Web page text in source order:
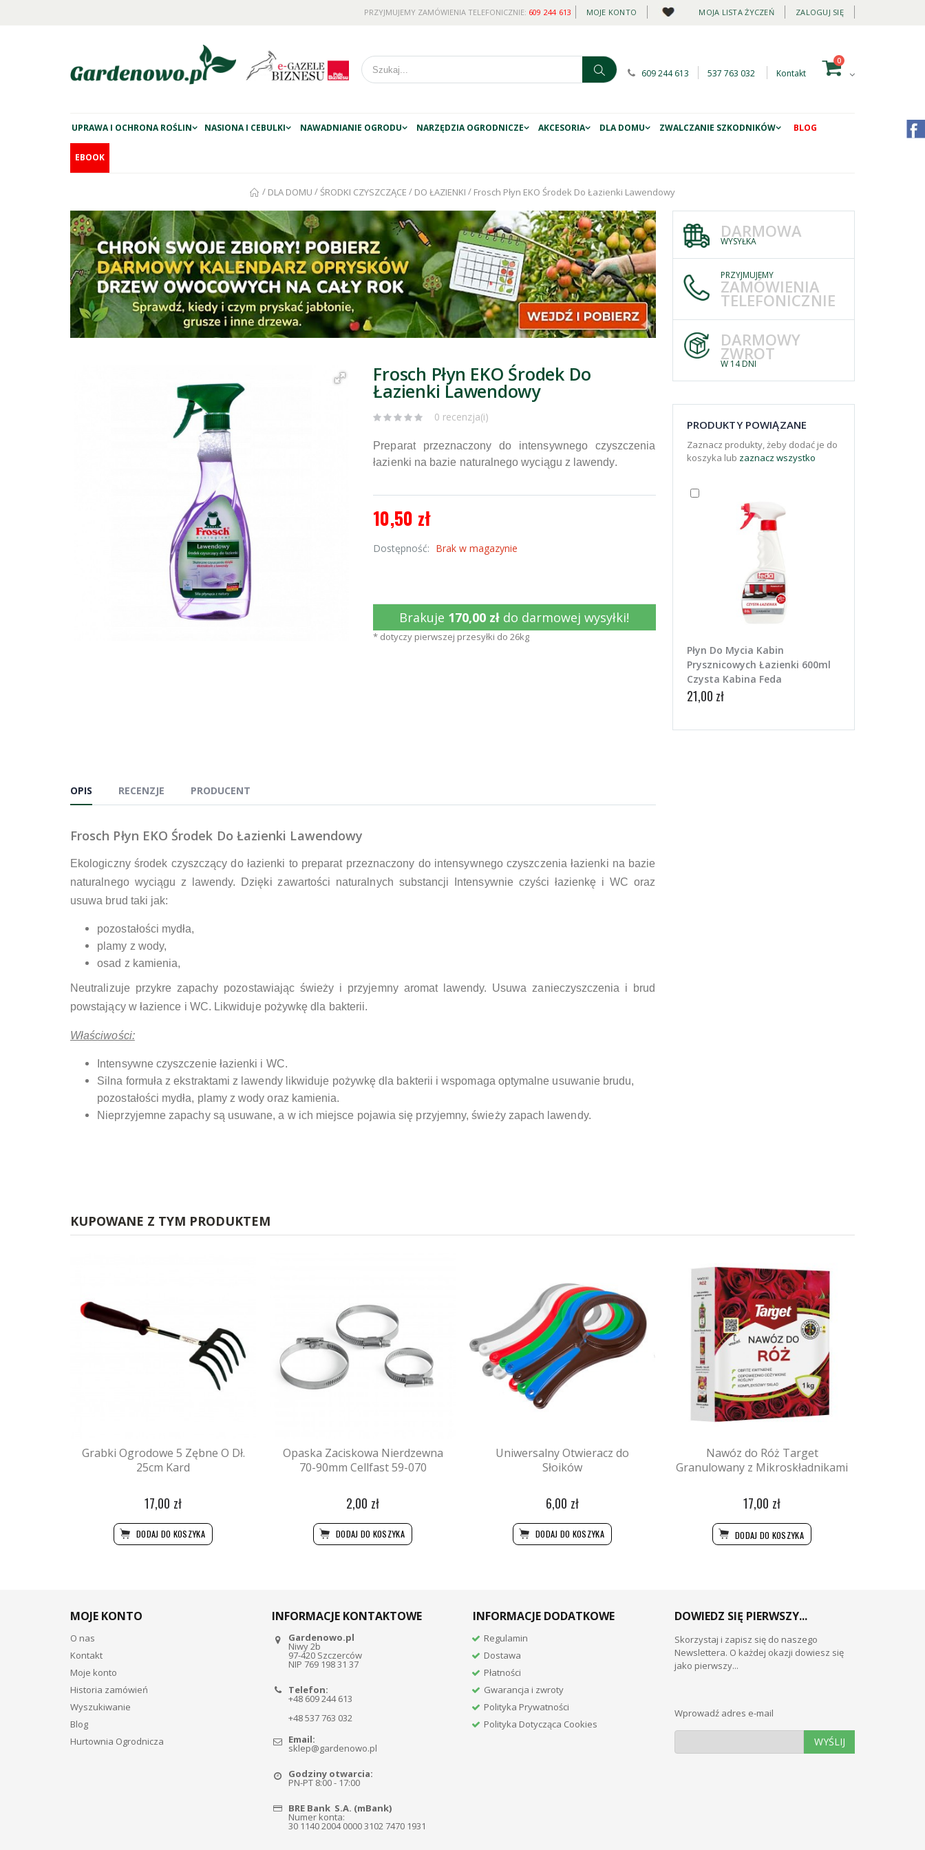
MOJE KONTO MOJA LISTA ŻYCZEŃ ZALOGUJ SIĘ
PRZYJMUJEMY ZAMÓWIENIA TELEFONICZNIE: 609 244 613
609 244 613 537 763 032 Kontakt
0
UPRAWA I OCHRONA ROŚLIN NASIONA I CEBULKI NAWADNIANIE OGRODU NARZĘDZIA OGRODNICZE AKCESORIA DLA DOMU ZWALCZANIE SZKODNIKÓW BLOG
EBOOK
/ DLA DOMU / ŚRODKI CZYSZCZĄCE / DO ŁAZIENKI / Frosch Płyn EKO Środek Do Łazienki Lawendowy
Frosch Płyn EKO Środek Do
Łazienki Lawendowy
0 recenzja(i)
Preparat przeznaczony do intensywnego czyszczenia
łazienki na bazie naturalnego wyciągu z lawendy.
10,50 zł
Dostępność: Brak w magazynie
Brakuje 170,00 zł do darmowej wysyłki!
* dotyczy pierwszej przesyłki do 26kg
OPIS RECENZJE PRODUCENT
Frosch Płyn EKO Środek Do Łazienki Lawendowy
Ekologiczny środek czyszczący do łazienki to preparat przeznaczony do intensywnego czyszczenia łazienki na bazie
naturalnego wyciągu z lawendy. Dzięki zawartości naturalnych substancji Intensywnie czyści łazienkę i WC oraz
usuwa brud taki jak:
pozostałości mydła,
plamy z wody,
osad z kamienia,
Neutralizuje przykre zapachy pozostawiając świeży i przyjemny aromat lawendy. Usuwa zanieczyszczenia i brud
powstający w łazience i WC. Likwiduje pożywkę dla bakterii.
Właściwości:
Intensywne czyszczenie łazienki i WC.
Silna formuła z ekstraktami z lawendy likwiduje pożywkę dla bakterii i wspomaga optymalne usuwanie brudu,
pozostałości mydła, plamy z wody oraz kamienia.
Nieprzyjemne zapachy są usuwane, a w ich miejsce pojawia się przyjemny, świeży zapach lawendy.
DARMOWA
WYSYŁKA
PRZYJMUJEMY
ZAMÓWIENIA
TELEFONICZNIE
DARMOWY
ZWROT
W 14 DNI
PRODUKTY POWIĄZANE
Zaznacz produkty, żeby dodać je do
koszyka lub zaznacz wszystko
Płyn Do Mycia Kabin
Prysznicowych Łazienki 600ml
Czysta Kabina Feda
21,00 zł
KUPOWANE Z TYM PRODUKTEM
Grabki Ogrodowe 5 Zębne O Dł.
25cm Kard
17,00 zł
DODAJ DO KOSZYKA
Opaska Zaciskowa Nierdzewna
70-90mm Cellfast 59-070
2,00 zł
DODAJ DO KOSZYKA
Uniwersalny Otwieracz do
Słoików
6,00 zł
DODAJ DO KOSZYKA
Nawóz do Róż Target
Granulowany z Mikroskładnikami
17,00 zł
DODAJ DO KOSZYKA
MOJE KONTO
O nas
Kontakt
Moje konto
Historia zamówień
Wyszukiwanie
Blog
Hurtownia Ogrodnicza
INFORMACJE KONTAKTOWE
Gardenowo.pl
Niwy 2b
97-420 Szczerców
NIP 769 198 31 37
Telefon:
+48 609 244 613
+48 537 763 032
Email:
sklep@gardenowo.pl
Godziny otwarcia:
PN-PT 8:00 - 17:00
BRE Bank S.A. (mBank)
Numer konta:
30 1140 2004 0000 3102 7470 1931
INFORMACJE DODATKOWE
Regulamin
Dostawa
Płatności
Gwarancja i zwroty
Polityka Prywatności
Polityka Dotycząca Cookies
DOWIEDZ SIĘ PIERWSZY...
Skorzystaj i zapisz się do naszego
Newslettera. O każdej okazji dowiesz się
jako pierwszy...
Wprowadź adres e-mail
WYŚLIJ